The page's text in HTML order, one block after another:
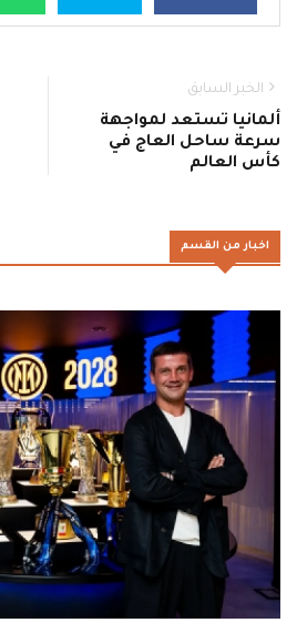
الخبر السابق
ألمانيا تستعد لمواجهة
سرعة ساحل العاج في
كأس العالم
اخبار من القسم